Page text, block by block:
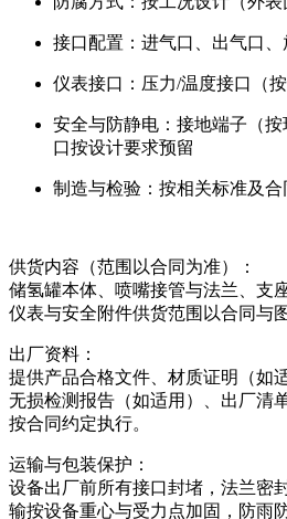
接口配置：进气口、出气口、
仪表接口：压力/温度接口（
安全与防静电：接地端子（
口按设计要求预留
制造与检验：按相关标准及
供货内容（范围以合同为准）：
储氢罐本体、喷嘴接管与法兰、支
仪表与安全附件供货范围以合同与
出厂资料：
提供产品合格文件、材质证明（如
无损检测报告（如适用）、出厂清
按合同约定执行。
运输与包装保护：
设备出厂前所有接口封堵，法兰密
输按设备重心与受力点加固，防雨